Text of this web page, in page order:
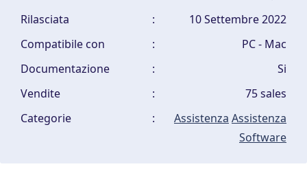
Rilasciata
:
10 Settembre 2022
Compatibile con
:
PC - Mac
Documentazione
:
Si
Vendite
:
75 sales
Categorie
: Assistenza Assistenza
Software